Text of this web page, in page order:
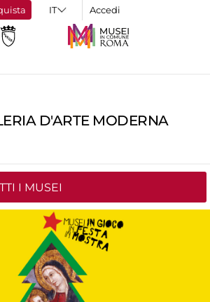
Accedi
D'ARTE MODERNA
I MUSEI